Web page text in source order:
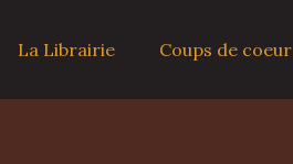
La Librairie Coups de coeur